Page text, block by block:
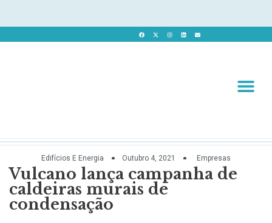
Edifícios E Energia Outubro 4, 2021 Empresas
Vulcano lança campanha de
caldeiras murais de
condensação